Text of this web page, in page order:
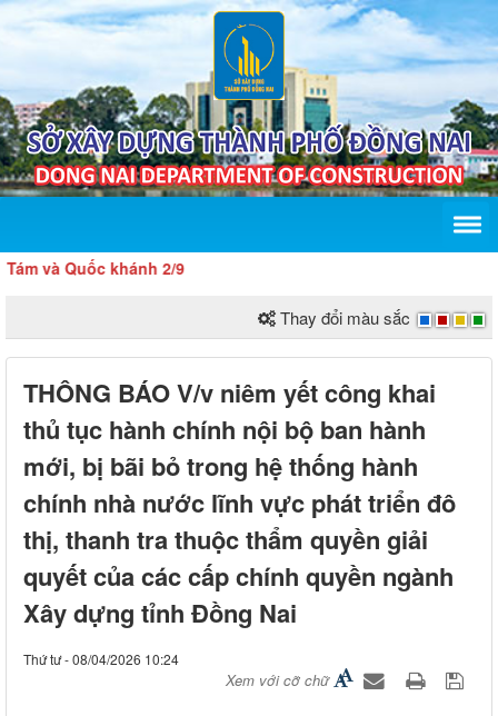
Quốc khánh 2/9
Thay đổi màu sắc
THÔNG BÁO V/v niêm yết công khai
thủ tục hành chính nội bộ ban hành
mới, bị bãi bỏ trong hệ thống hành
chính nhà nước lĩnh vực phát triển đô
thị, thanh tra thuộc thẩm quyền giải
quyết của các cấp chính quyền ngành
Xây dựng tỉnh Đồng Nai
Thứ tư - 08/04/2026 10:24
Xem với cỡ chữ